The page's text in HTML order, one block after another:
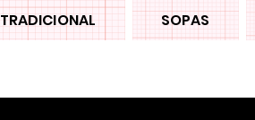
TRADICIONAL SOPAS